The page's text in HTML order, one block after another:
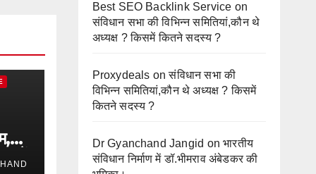
में
Best SEO Backlink Service on
संविधान सभा की विभिन्न समितियां,कौन थे
अध्यक्ष ? किसमें कितने सदस्य ?
Proxydeals onसंविधान सभा की
विभिन्न समितियां,कौन थे अध्यक्ष ? किसमें
कितने सदस्य ?
Dr Gyanchand Jangid onभारतीय
संविधान निर्माण में डॉ.भीमराव अंबेडकर की